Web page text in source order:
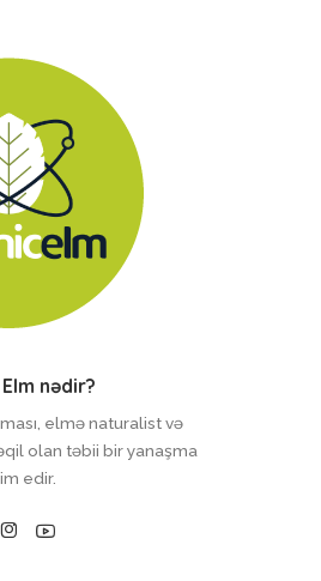
nədir?
elmə naturalist və
olan təbii bir yanaşma
edir.